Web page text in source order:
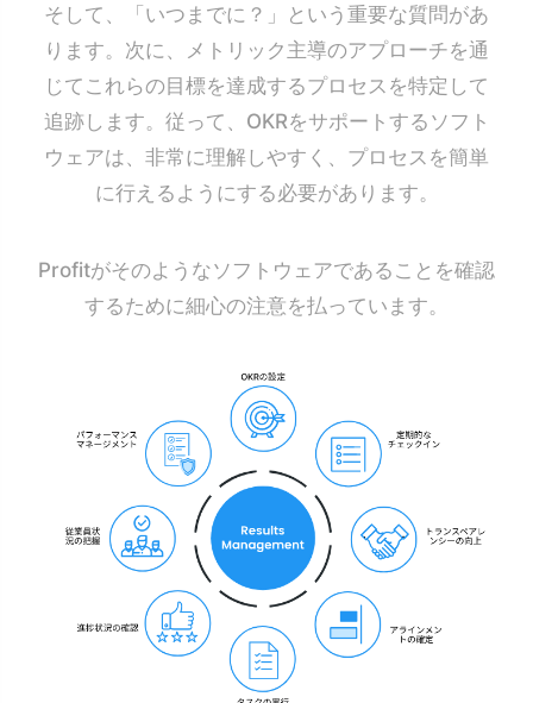
そして、「いつまでに？」という重要な質問があ
ります。次に、メトリック主導のアプローチを通
じてこれらの目標を達成するプロセスを特定して
追跡します。従って、OKRをサポートするソフト
ウェアは、非常に理解しやすく、プロセスを簡単
に行えるようにする必要があります。
Profitがそのようなソフトウェアであることを確認
するために細心の注意を払っています。